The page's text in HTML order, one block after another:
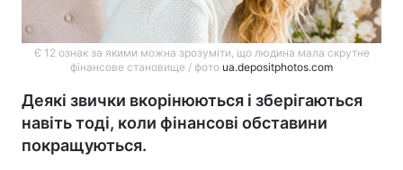
Є 12 ознак за якими можна зрозуміти, що людина мала скрутне
фінансове становище / фото ua.depositphotos.com
Деякі звички вкорінюються і зберігаються
навіть тоді, коли фінансові обставини
покращуються.